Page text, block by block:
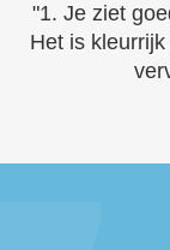
"1. Je ziet
Het is